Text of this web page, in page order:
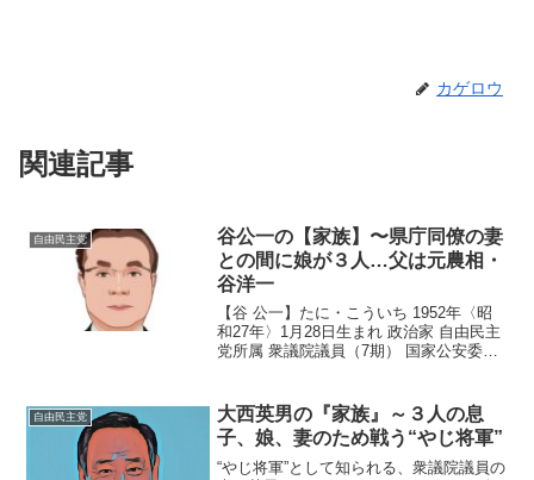
カゲロウ
関連記事
自由民主党
谷公一の【家族】〜県庁同僚の妻
との間に娘が３人…父は元農相・
谷洋一
【谷 公一】たに・こういち 1952年〈昭
和27年〉1月28日生まれ 政治家 自由民主
党所属 衆議院議員（7期） 国家公安委員
（防災、海洋政策）📝 経歴 兵庫県...
自由民主党
大西英男の『家族』～３人の息
子、娘、妻のため戦う“やじ将軍”
“やじ将軍”として知られる、衆議院議員の